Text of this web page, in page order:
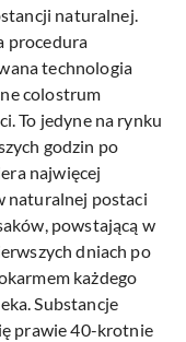
naturalnej.
procedura
technologia
colostrum
To jedyne na rynku
godzin po
najwięcej
naturalnej postaci
powstającą w
dniach po
każdego
Substancje
prawie 40-krotnie